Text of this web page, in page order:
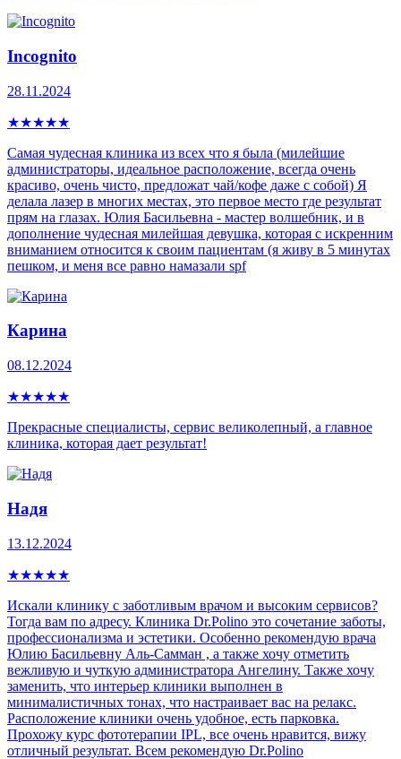
Incognito
28.11.2024
★★★★★
Самая чудесная клиника из всех что я была (милейшие
администраторы, идеальное расположение, всегда очень
красиво, очень чисто, предложат чай/кофе даже с собой) Я
делала лазер в многих местах, это первое место где результат
прям на глазах. Юлия Басильевна - мастер волшебник, и в
дополнение чудесная милейшая девушка, которая с искренним
вниманием относится к своим пациентам (я живу в 5 минутах
пешком, и меня все равно намазали spf
Карина
08.12.2024
★★★★★
Прекрасные специалисты, сервис великолепный, а главное
клиника, которая дает результат!
Надя
13.12.2024
★★★★★
Искали клинику с заботливым врачом и высоким сервисов?
Тогда вам по адресу. Клиника Dr.Polino это сочетание заботы,
профессионализма и эстетики. Особенно рекомендую врача
Юлию Басильевну Аль-Самман , а также хочу отметить
вежливую и чуткую администратора Ангелину. Также хочу
заменить, что интерьер клиники выполнен в
минималистичных тонах, что настраивает вас на релакс.
Расположение клиники очень удобное, есть парковка.
Прохожу курс фототерапии IPL, все очень нравится, вижу
отличный результат. Всем рекомендую Dr.Polino